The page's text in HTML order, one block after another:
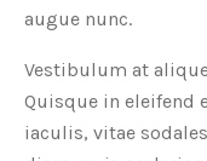
augue nunc.
Vestibulum at
Quisque in eleifend
iaculis, vitae